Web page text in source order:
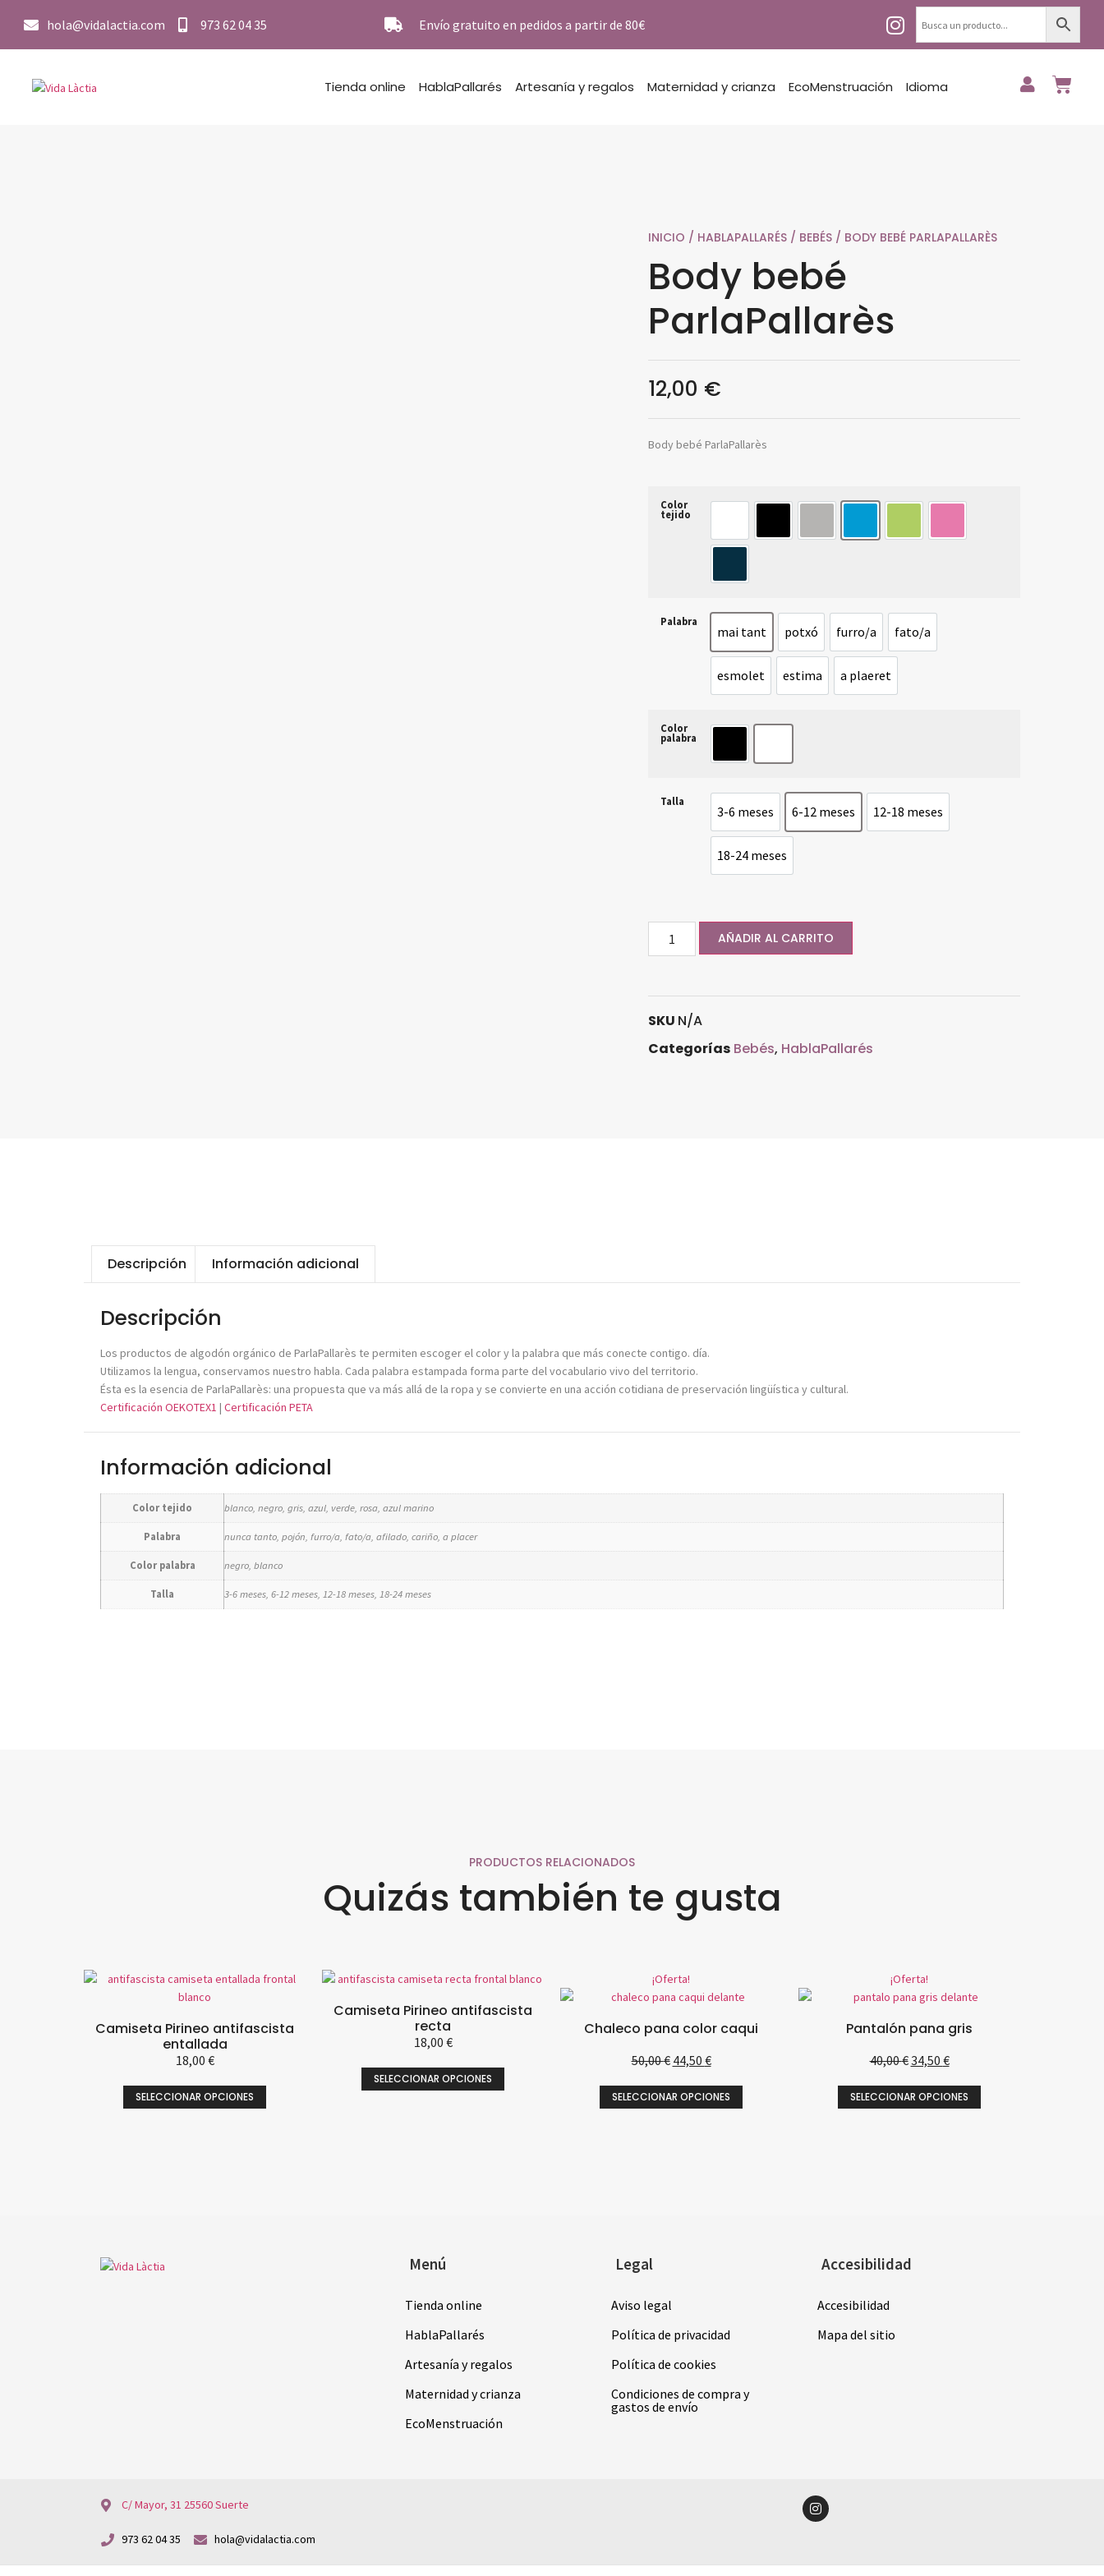
hola@vidalactia.com 973 62 04 35 Envío gratuito en pedidos a partir de 80€
Tienda online HablaPallarés Artesanía y regalos Maternidad y crianza EcoMenstruación Idioma
INICIO / HABLAPALLARÉS / BEBÉS / BODY BEBÉ PARLAPALLARÈS
Body bebé
ParlaPallarès
12,00 €
Body bebé ParlaPallarès
Color
tejido
Palabra
mai tant potxó furro/a
furro/a
fato/a
fato/a
esmolet estima a plaeret
Color
palabra
Talla
3-6 meses 6-12 meses 12-18 meses
18-24 meses
AÑADIR AL CARRITO
SKU N/A
Categorías Bebés, HablaPallarés
Descripción Información adicional
Descripción
Los productos de algodón orgánico de ParlaPallarès te permiten escoger el color y la palabra que más conecte contigo. día.
Utilizamos la lengua, conservamos nuestro habla. Cada palabra estampada forma parte del vocabulario vivo del territorio.
Ésta es la esencia de ParlaPallarès: una propuesta que va más allá de la ropa y se convierte en una acción cotidiana de preservación lingüística y cultural.
Certificación OEKOTEX1 | Certificación PETA
Información adicional
Color tejido blanco, negro, gris, azul, verde, rosa, azul marino
Palabra nunca tanto, pojón, furro/a, fato/a, afilado, cariño, a placer
Color palabra negro, blanco
Talla 3-6 meses, 6-12 meses, 12-18 meses, 18-24 meses
PRODUCTOS RELACIONADOS
Quizás también te gusta
Camiseta Pirineo antifascista
entallada
18,00 €
SELECCIONAR OPCIONES
Camiseta Pirineo antifascista
recta
18,00 €
SELECCIONAR OPCIONES
¡Oferta!
Chaleco pana color caqui
50,00€ 44,50 €
SELECCIONAR OPCIONES
¡Oferta!
Pantalón pana gris
40,00€34,50 €
SELECCIONAR OPCIONES
Menú
Tienda online
HablaPallarés
Artesanía y regalos
Maternidad y crianza
EcoMenstruación
Legal
Aviso legal
Política de privacidad
Política de cookies
Condiciones de compra y
gastos de envío
Accesibilidad
Accesibilidad
Mapa del sitio
C/ Mayor, 31 25560 Suerte
973 62 04 35 hola@vidalactia.com